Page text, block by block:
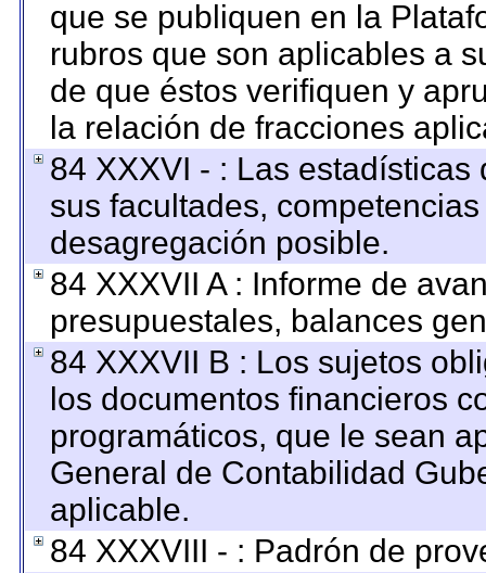
que se publiquen en la
rubros que son aplicables a
de que éstos verifiquen y
la relación de fracciones
84 XXXVI - : Las
sus facultades,
desagregación posible.
84 XXXVII A : Informe de
presupuestales, balances
84 XXXVII B : Los sujetos
los documentos financieros
programáticos, que le sean
General de Contabilidad
aplicable.
84 XXXVIII - : Padrón de